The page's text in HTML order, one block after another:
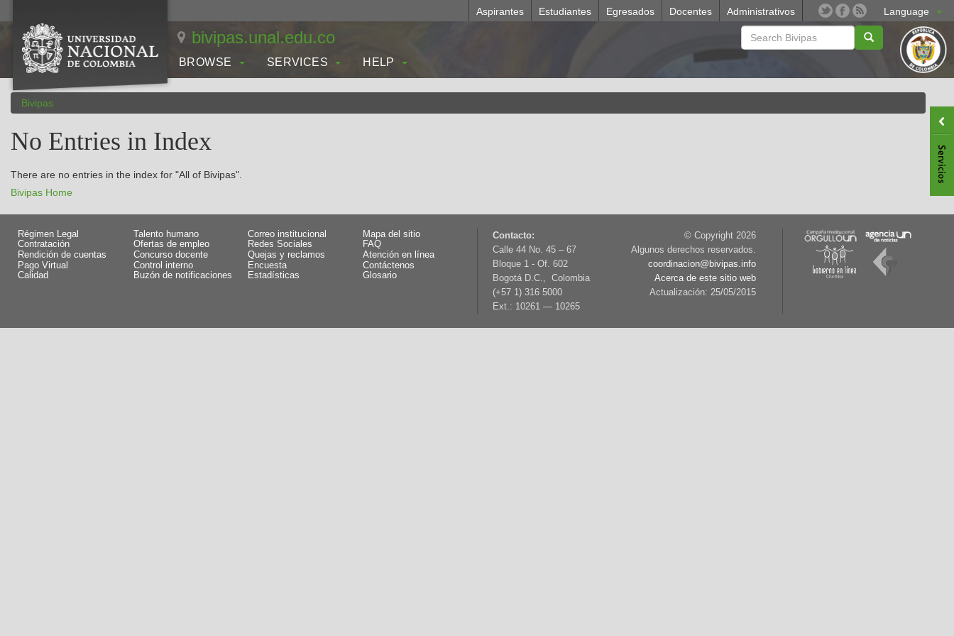
Language
Aspirantes Estudiantes Egresados Docentes Administrativos
bivipas.unal.edu.co
BROWSE SERVICES HELP
Bivipas
No Entries in Index
There are no entries in the index for "All of Bivipas".
Bivipas Home
Régimen Legal
Talento humano
Contratación
Ofertas de empleo
Rendición de cuentas
Concurso docente
Pago Virtual
Control interno
Calidad
Buzón de notificaciones
Correo institucional
Mapa del sitio
Redes Sociales
FAQ
Quejas y reclamos
Atención en línea
Encuesta
Contáctenos
Estadísticas
Glosario
Contacto:
Calle 44 No. 45 – 67
Bloque 1 - Of. 602
Bogotá D.C., Colombia
(+57 1) 316 5000
Ext.: 10261 — 10265
© Copyright 2026
Algunos derechos reservados.
coordinacion@bivipas.info
Acerca de este sitio web
Actualización: 25/05/2015